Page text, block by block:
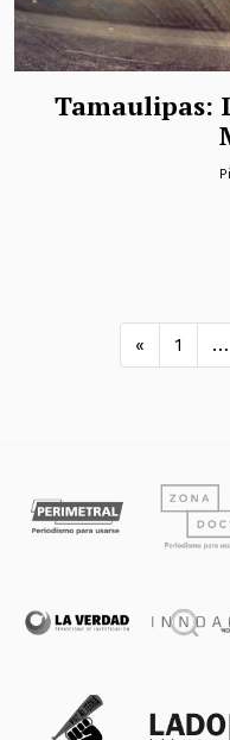
Tamaulipas:
« 1 …